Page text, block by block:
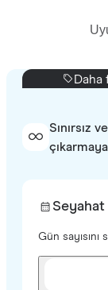
Daha
Sınırsız
Gün sayısını